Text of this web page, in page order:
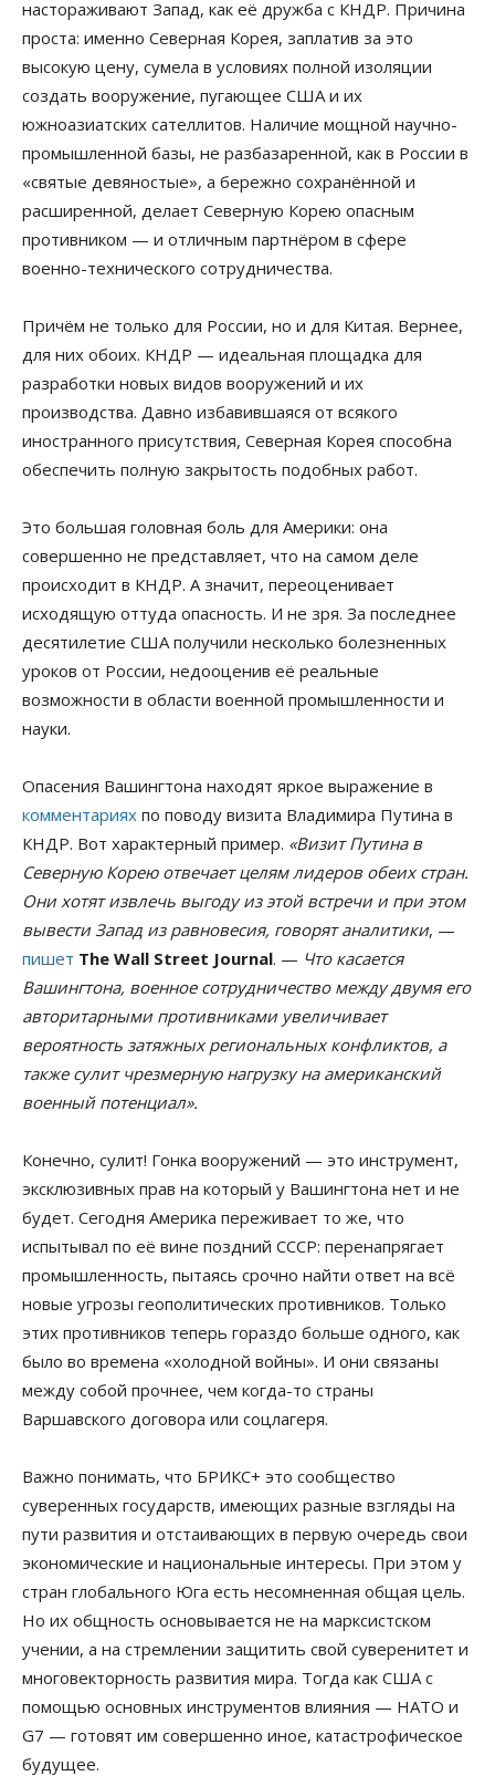
настораживают Запад, как её дружба с КНДР. Причина
проста: именно Северная Корея, заплатив за это
высокую цену, сумела в условиях полной изоляции
создать вооружение, пугающее США и их
южноазиатских сателлитов. Наличие мощной научно-
промышленной базы, не разбазаренной, как в России в
«святые девяностые», а бережно сохранённой и
расширенной, делает Северную Корею опасным
противником — и отличным партнёром в сфере
военно-технического сотрудничества.
Причём не только для России, но и для Китая. Вернее,
для них обоих. КНДР — идеальная площадка для
разработки новых видов вооружений и их
производства. Давно избавившаяся от всякого
иностранного присутствия, Северная Корея способна
обеспечить полную закрытость подобных работ.
Это большая головная боль для Америки: она
совершенно не представляет, что на самом деле
происходит в КНДР. А значит, переоценивает
исходящую оттуда опасность. И не зря. За последнее
десятилетие США получили несколько болезненных
уроков от России, недооценив её реальные
возможности в области военной промышленности и
науки.
Опасения Вашингтона находят яркое выражение в
комментариях по поводу визита Владимира Путина в
КНДР. Вот характерный пример. «Визит Путина в
Северную Корею отвечает целям лидеров обеих стран.
Они хотят извлечь выгоду из этой встречи и при этом
вывести Запад из равновесия, говорят аналитики, —
пишет The Wall Street Journal. — Что касается
Вашингтона, военное сотрудничество между двумя его
авторитарными противниками увеличивает
вероятность затяжных региональных конфликтов, а
также сулит чрезмерную нагрузку на американский
военный потенциал».
Конечно, сулит! Гонка вооружений — это инструмент,
эксклюзивных прав на который у Вашингтона нет и не
будет. Сегодня Америка переживает то же, что
испытывал по её вине поздний СССР: перенапрягает
промышленность, пытаясь срочно найти ответ на всё
новые угрозы геополитических противников. Только
этих противников теперь гораздо больше одного, как
было во времена «холодной войны». И они связаны
между собой прочнее, чем когда-то страны
Варшавского договора или соцлагеря.
Важно понимать, что БРИКС+ это сообщество
суверенных государств, имеющих разные взгляды на
пути развития и отстаивающих в первую очередь свои
экономические и национальные интересы. При этом у
стран глобального Юга есть несомненная общая цель.
Но их общность основывается не на марксистском
учении, а на стремлении защитить свой суверенитет и
многовекторность развития мира. Тогда как США с
помощью основных инструментов влияния — НАТО и
G7 — готовят им совершенно иное, катастрофическое
будущее.